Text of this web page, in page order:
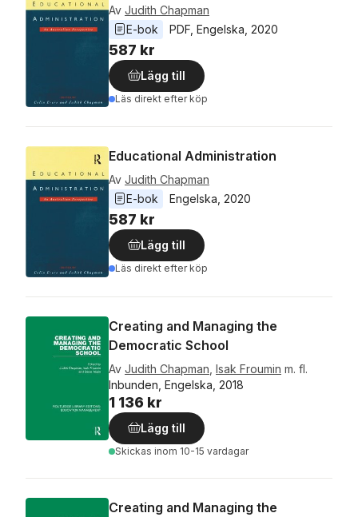
Av Judith Chapman
E-bok
PDF Engelska 2020
587 kr
Lägg till
Läs direkt efter köp
Educational Administration
Av Judith Chapman
E-bok
Engelska 2020
587 kr
Lägg till
Läs direkt efter köp
Creating and Managing the
Democratic School
Av Judith Chapman Isak Froumin m. fl.
Inbunden, Engelska, 2018
1 136 kr
Lägg till
Skickas inom 10-15 vardagar
Creating and Managing the